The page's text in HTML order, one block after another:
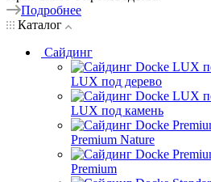
Подробнее
Каталог
Сайдинг
LUX под дерево
LUX под камень
Premium Nature
Premium